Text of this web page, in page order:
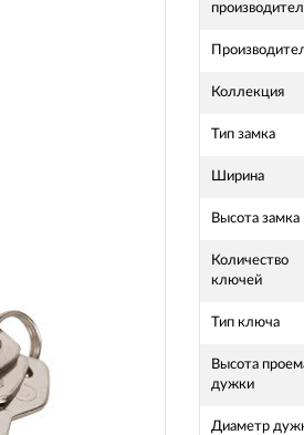
Коллекция
Тип замка
Ширина
Высота замка
Количество
ключей
Тип ключа
Высота
дужки
Диаметр